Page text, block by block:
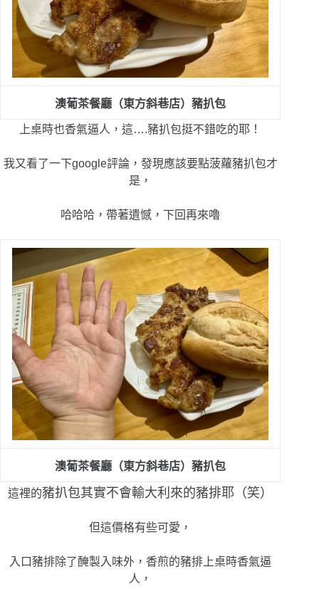
澳葡茶餐廳（東方斜巷店）豬扒包
上桌時也香氣逼人，這….豬扒包挺不錯吃的耶！
我又看了一下google評論，發現應該要點菠蘿豬扒包才
是，
哈哈哈，帶著遺憾，下回再來嚕
澳葡茶餐廳（東方斜巷店）豬扒包
這裡的豬扒包其實不會輸大利來的豬排耶（笑）
但這價格有些可愛，
入口豬排除了醃製入味外，香煎的豬排上桌時香氣逼
人，